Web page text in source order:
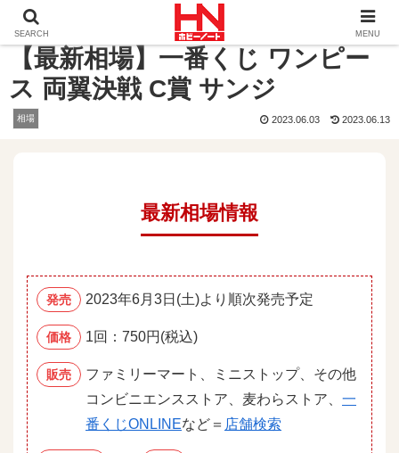
ホーム 【最新相場】一番くじ ワンピース 両翼決
【最新相場】一番くじ ワンピー
ス 両翼決戦 C賞 サンジ
相場 2023.06.03 2023.06.13
最新相場情報
発売 2023年6月3日(土)より順次発売予定
価格 1回：750円(税込)
販売
ファミリーマート、ミニストップ、その他
コンビニエンスストア、麦わらストア、 一
番くじONLINEなど＝ 店舗検索
SEARCH MENU